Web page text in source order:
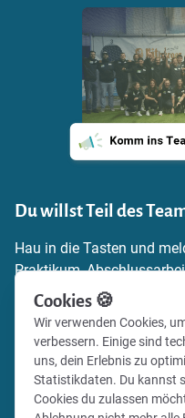
Du willst Teil des
Hau in die Tasten und
Praktikum,
findest du die
Verantwortung zu
zu sammeln. Schick uns
Bewerbungsunterlagen
passt.
Cookies 🍪
Wir verwenden Cookies,
verbessern. Einige sind
uns, dein Erlebnis zu
Statistikdaten. Du kannst
Cookies du zulassen